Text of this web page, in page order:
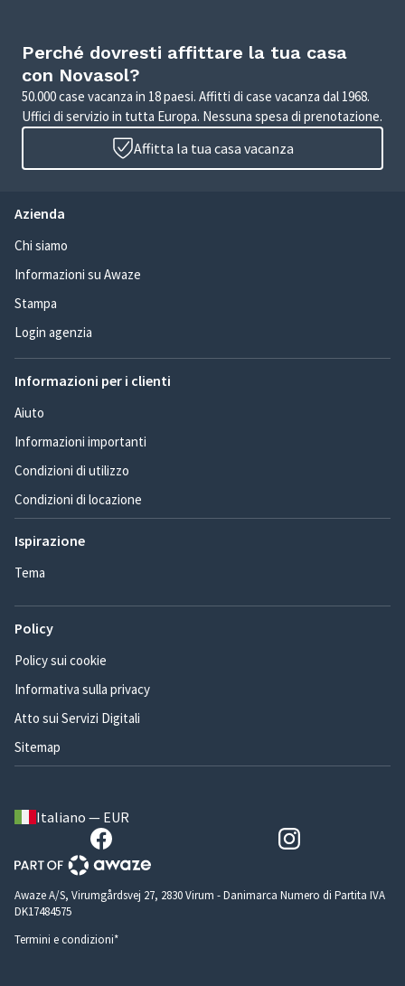
Perché dovresti affittare la tua casa
con Novasol?
50.000 case vacanza in 18 paesi. Affitti di case vacanza dal 1968.
Uffici di servizio in tutta Europa. Nessuna spesa di prenotazione.
Affitta la tua casa vacanza
Azienda
Chi siamo
Informazioni su Awaze
Stampa
Login agenzia
Informazioni per i clienti
Aiuto
Informazioni importanti
Condizioni di utilizzo
Condizioni di locazione
Ispirazione
Tema
Policy
Policy sui cookie
Informativa sulla privacy
Atto sui Servizi Digitali
Sitemap
Italiano — EUR
Awaze A/S, Virumgårdsvej 27, 2830 Virum - Danimarca Numero di Partita IVA
DK17484575
Termini e condizioni*